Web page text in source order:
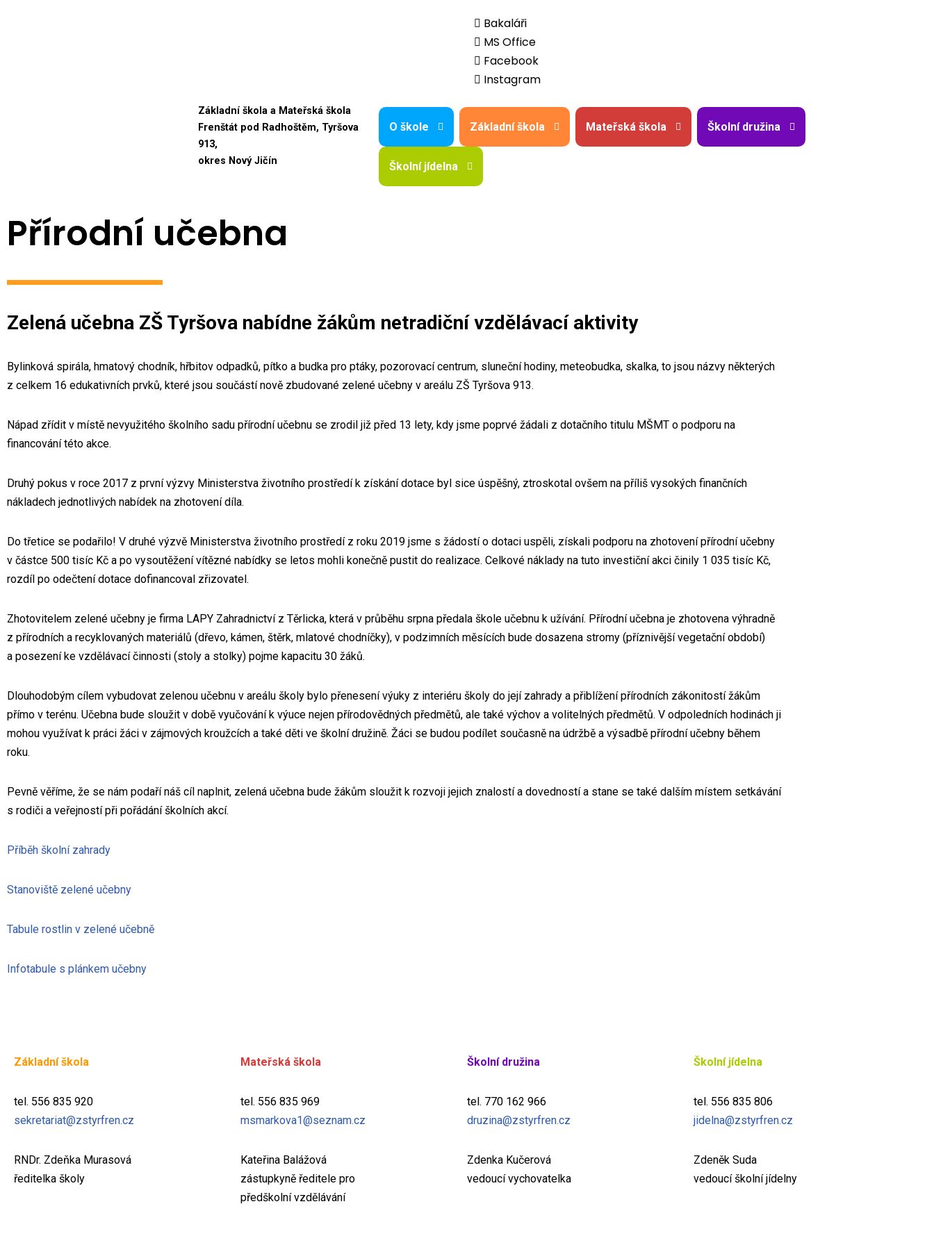
Bakaláři
MS Office
Facebook
Instagram
Základní škola a Mateřská škola
Frenštát pod Radhoštěm, Tyršova
913,
okres Nový Jičín
O škole Základní škola Mateřská škola Školní družina
Školní jídelna
Přírodní učebna
Zelená učebna ZŠ Tyršova nabídne žákům netradiční vzdělávací aktivity
Bylinková spirála, hmatový chodník, hřbitov odpadků, pítko a budka pro ptáky, pozorovací centrum, sluneční hodiny, meteobudka, skalka, to jsou názvy některých
z celkem 16 edukativních prvků, které jsou součástí nově zbudované zelené učebny v areálu ZŠ Tyršova 913.
Nápad zřídit v místě nevyužitého školního sadu přírodní učebnu se zrodil již před 13 lety, kdy jsme poprvé žádali z dotačního titulu MŠMT o podporu na
financování této akce.
Druhý pokus v roce 2017 z první výzvy Ministerstva životního prostředí k získání dotace byl sice úspěšný, ztroskotal ovšem na příliš vysokých finančních
nákladech jednotlivých nabídek na zhotovení díla.
Do třetice se podařilo! V druhé výzvě Ministerstva životního prostředí z roku 2019 jsme s žádostí o dotaci uspěli, získali podporu na zhotovení přírodní učebny
v částce 500 tisíc Kč a po vysoutěžení vítězné nabídky se letos mohli konečně pustit do realizace. Celkové náklady na tuto investiční akci činily 1 035 tisíc Kč,
rozdíl po odečtení dotace dofinancoval zřizovatel.
Zhotovitelem zelené učebny je firma LAPY Zahradnictví z Těrlicka, která v průběhu srpna předala škole učebnu k užívání. Přírodní učebna je zhotovena výhradně
z přírodních a recyklovaných materiálů (dřevo, kámen, štěrk, mlatové chodníčky), v podzimních měsících bude dosazena stromy (příznivější vegetační období)
a posezení ke vzdělávací činnosti (stoly a stolky) pojme kapacitu 30 žáků.
Dlouhodobým cílem vybudovat zelenou učebnu v areálu školy bylo přenesení výuky z interiéru školy do její zahrady a přiblížení přírodních zákonitostí žákům
přímo v terénu. Učebna bude sloužit v době vyučování k výuce nejen přírodovědných předmětů, ale také výchov a volitelných předmětů. V odpoledních hodinách ji
mohou využívat k práci žáci v zájmových kroužcích a také děti ve školní družině. Žáci se budou podílet současně na údržbě a výsadbě přírodní učebny během
roku.
Pevně věříme, že se nám podaří náš cíl naplnit, zelená učebna bude žákům sloužit k rozvoji jejich znalostí a dovedností a stane se také dalším místem setkávání
s rodiči a veřejností při pořádání školních akcí.
Příběh školní zahrady
Stanoviště zelené učebny
Tabule rostlin v zelené učebně
Infotabule s plánkem učebny
Základní škola
tel. 556 835 920
sekretariat@zstyrfren.cz
RNDr. Zdeňka Murasová
ředitelka školy
Mateřská škola
tel. 556 835 969
msmarkova1@seznam.cz
Kateřina Balážová
zástupkyně ředitele pro
předškolní vzdělávání
Školní družina
tel. 770 162 966
druzina@zstyrfren.cz
Zdenka Kučerová
vedoucí vychovatelka
Školní jídelna
tel. 556 835 806
jidelna@zstyrfren.cz
Zdeněk Suda
vedoucí školní jídelny